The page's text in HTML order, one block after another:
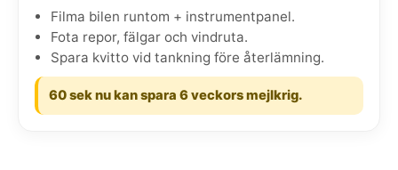
Filma bilen runtom + instrumentpanel.
Fota repor, fälgar och vindruta.
Spara kvitto vid tankning före återlämning.
60 sek nu kan spara 6 veckors mejlkrig.